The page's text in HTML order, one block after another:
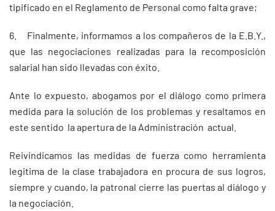
tipificado en el Reglamento de Personal como falta grave;
6. Finalmente, informamos a los compañeros de la E.B.Y.,
que las negociaciones realizadas para la recomposición
salarial han sido llevadas con éxito.
Ante lo expuesto, abogamos por el diálogo como primera
medida para la solución de los problemas y resaltamos en
este sentido la apertura de la Administración actual.
Reivindicamos las medidas de fuerza como herramienta
legitima de la clase trabajadora en procura de sus logros,
siempre y cuando, la patronal cierre las puertas al diálogo y
la negociación.